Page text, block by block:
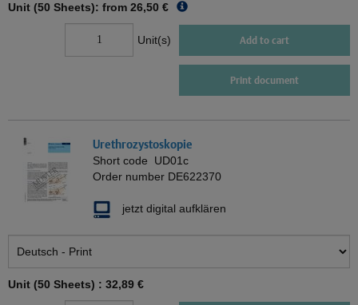
Unit (50 Sheets): from 26,50 €
Unit(s) Add to cart
Print document
Urethrozystoskopie
Short code UD01c
Order number DE622370
jetzt digital aufklären
Unit (50 Sheets) : 32,89 €